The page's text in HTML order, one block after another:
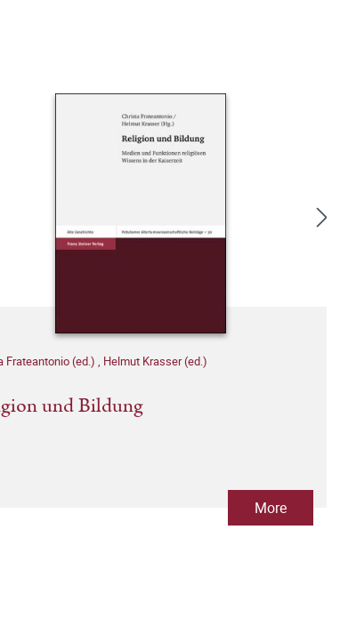
Frateantonio (ed.) , Helmut Krasser (ed.)
und Bildung
More